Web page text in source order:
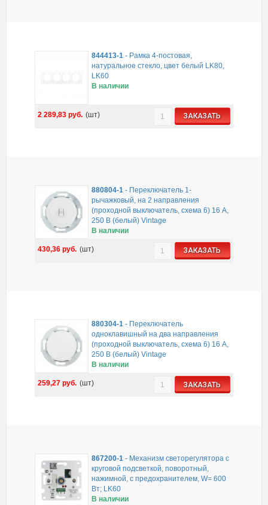
844413-1 - Рамка 4-постовая,
натуральное стекло, цвет белый LK80,
LK60
В наличии
2 289,83руб. (шт) ЗАКАЗАТЬ
880804-1 - Переключатель 1-
рычажковый, на 2 направления
(проходной выключатель, схема 6) 16 A,
250 B (белый) Vintage
В наличии
430,36руб. (шт) ЗАКАЗАТЬ
880304-1 - Переключатель
одноклавишный на два направления
(проходной выключатель, схема 6) 16 A,
250 B (белый) Vintage
В наличии
259,27руб. (шт) ЗАКАЗАТЬ
867200-1 - Механизм светорегулятора с
круговой подсветкой, поворотный,
нажимной, с предохранителем, W= 600
Вт; LK60
В наличии